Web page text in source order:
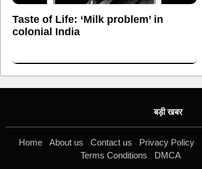
Taste of Life: ‘Milk problem’ in
colonial India
बड़ी खबर
Home About us Contact us Privacy Policy
Terms Conditions
DMCA